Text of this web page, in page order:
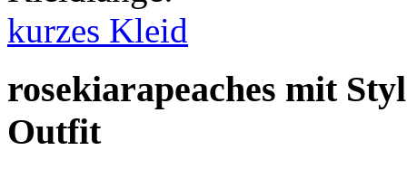
kurzes Kleid
rosekiarapeaches mit
Outfit